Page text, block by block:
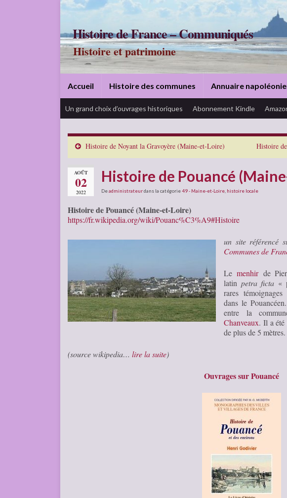
Histoire de France – Communiqués
Histoire et patrimoine
Accueil Histoire des communes Annuaire
Un grand choix d’ouvrages historiques Abonnement Kindle
Histoire de Noyant la Gravoyère (Maine-et-Loire) Histoire
AOÛT
02
2022
Histoire de Pouancé
Deadministrateurdans la catégorie49 - Maine-et-Loire histoire locale
Histoire de Pouancé (Maine-et-Loire)
https://fr.wikipedia.org/wiki/Pouanc%C3%A9#Histoire
un site référencé
Communes de
Lemenhirde
latinpetra ficta «
rares
dans le
entre la
Chanveaux. Il a
de plus de 5
(source wikipedia… lire la suite)
Ouvrages sur Pouancé